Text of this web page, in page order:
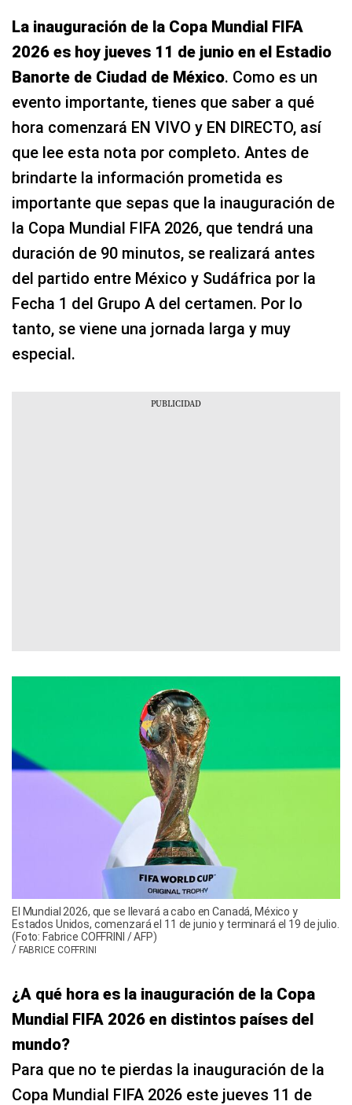
La inauguración de la Copa Mundial FIFA
2026 es hoy jueves 11 de junio en el Estadio
Banorte de Ciudad de México. Como es un
evento importante, tienes que saber a qué
hora comenzará EN VIVO y EN DIRECTO, así
que lee esta nota por completo. Antes de
brindarte la información prometida es
importante que sepas que la inauguración de
la Copa Mundial FIFA 2026, que tendrá una
duración de 90 minutos, se realizará antes
del partido entre México y Sudáfrica por la
Fecha 1 del Grupo A del certamen. Por lo
tanto, se viene una jornada larga y muy
especial.
El Mundial 2026, que se llevará a cabo en Canadá, México y
Estados Unidos, comenzará el 11 de junio y terminará el 19 de julio.
(Foto: Fabrice COFFRINI / AFP)
/ FABRICE COFFRINI
¿A qué hora es la inauguración de la Copa
Mundial FIFA 2026 en distintos países del
mundo?
Para que no te pierdas la inauguración de la
Copa Mundial FIFA 2026 este jueves 11 de